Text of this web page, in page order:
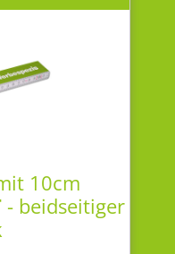
10cm
- beidseitiger